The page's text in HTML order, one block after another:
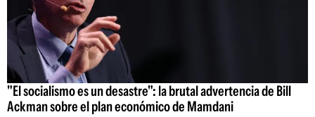
"El socialismo es un desastre": la brutal advertencia de Bill
Ackman sobre el plan económico de Mamdani